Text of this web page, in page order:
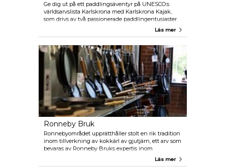
Ge dig ut på ett paddlingsäventyr på UNESCO:s
världsarvslista Karlskrona med Karlskrona Kajak,
som drivs av två passionerade paddlingentusiaster.
Oavsett om det är på hav, sjöar eller floder, deLäs mer
Ronneby Bruk
Ronnebyområdet upprätthåller stolt en rik tradition
inom tillverkning av kokkärl av gjutjärn, ett arv som
bevaras av Ronneby Bruks expertis inom
tillverkning av tunnväggiga gjutjärnsprodukter.
Läs mer